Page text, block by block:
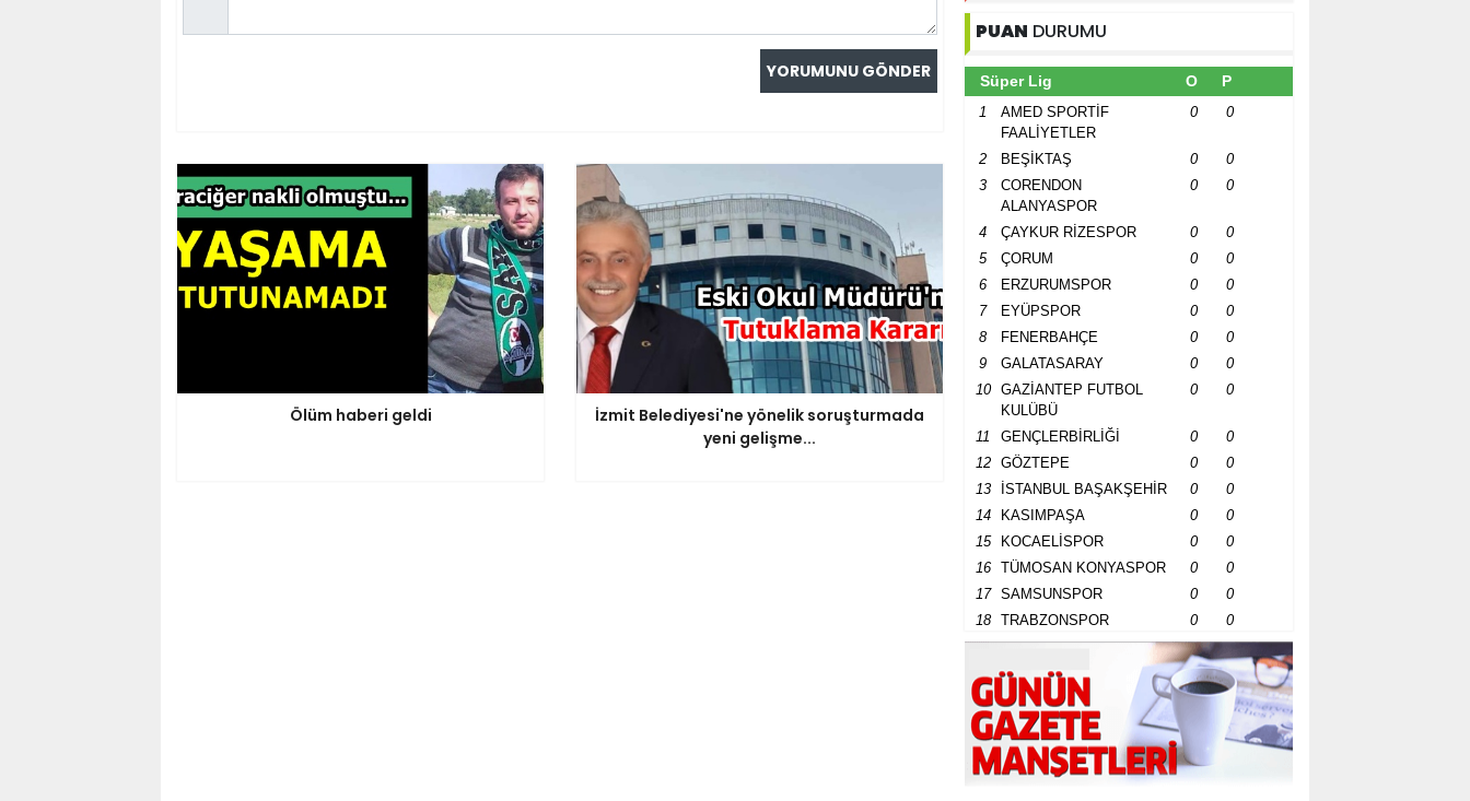
Ölüm haberi geldi
İzmit Belediyesi'ne yönelik soruşturmada
yeni gelişme...
PUAN DURUMU
Süper Lig O P
1
AMED SPORTİF
FAALİYETLER
0 0
2 BEŞİKTAŞ 0
0
3
CORENDON
ALANYASPOR
0 0
4 ÇAYKUR RİZESPOR 0
0
5
ÇORUM 0
0
6
ERZURUMSPOR 0
0
7
EYÜPSPOR 0
0
8
FENERBAHÇE 0
0
9
GALATASARAY 0
0
10
GAZİANTEP FUTBOL
KULÜBÜ
0 0
11 GENÇLERBİRLİĞİ 0
0
12
GÖZTEPE 0
0
13
İSTANBUL BAŞAKŞEHİR 0
0
14
KASIMPAŞA 0
0
15
KOCAELİSPOR 0
0
16
TÜMOSAN KONYASPOR 0
0
17
SAMSUNSPOR 0
0
18
TRABZONSPOR 0 0